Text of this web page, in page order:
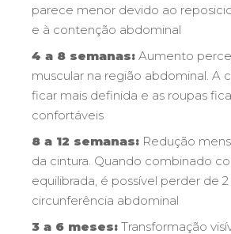
parece menor devido ao
e à contenção abdominal
4 a 8 semanas: Aumento
muscular na região abdominal. A
ficar mais definida e as roupas
confortáveis
8 a 12 semanas: Redução
da cintura. Quando combinado
equilibrada, é possível perder de
circunferência abdominal
3 a 6 meses: Transformação